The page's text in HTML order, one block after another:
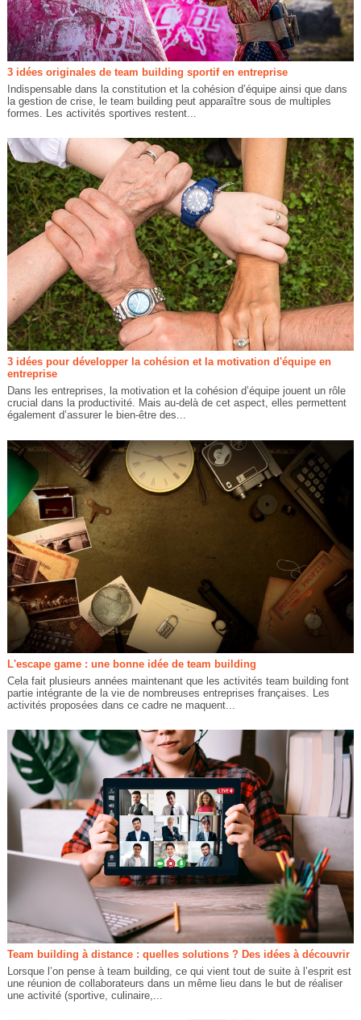
3 idées originales de team building sportif en entreprise
Indispensable dans la constitution et la cohésion d’équipe ainsi que dans
la gestion de crise, le team building peut apparaître sous de multiples
formes. Les activités sportives restent...
3 idées pour développer la cohésion et la motivation d'équipe en
entreprise
Dans les entreprises, la motivation et la cohésion d’équipe jouent un rôle
crucial dans la productivité. Mais au-delà de cet aspect, elles permettent
également d’assurer le bien-être des...
L'escape game : une bonne idée de team building
Cela fait plusieurs années maintenant que les activités team building font
partie intégrante de la vie de nombreuses entreprises françaises. Les
activités proposées dans ce cadre ne maquent...
Team building à distance : quelles solutions ? Des idées à découvrir
Lorsque l’on pense à team building, ce qui vient tout de suite à l’esprit est
une réunion de collaborateurs dans un même lieu dans le but de réaliser
une activité (sportive, culinaire,...